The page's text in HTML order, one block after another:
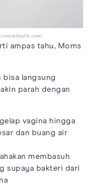
ampas tahu, Moms
bisa langsung
parah dengan
vagina hingga
dan buang air
membasuh
supaya bakteri dari